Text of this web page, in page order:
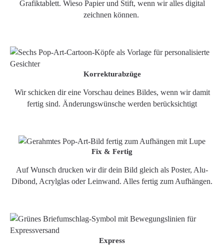
Grafiktablett. Wieso Papier und Stift, wenn wir alles digital
zeichnen können.
Korrekturabzüge
Wir schicken dir eine Vorschau deines Bildes, wenn wir damit
fertig sind. Änderungswünsche werden berücksichtigt
Fix & Fertig
Auf Wunsch drucken wir dir dein Bild gleich als Poster, Alu-
Dibond, Acrylglas oder Leinwand. Alles fertig zum Aufhängen.
Express